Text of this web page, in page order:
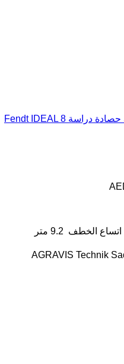
ماكينة حصادة دراسة Fendt IDEAL 8
اتساع الخطف 9.2 متر
AGRAVIS Technik